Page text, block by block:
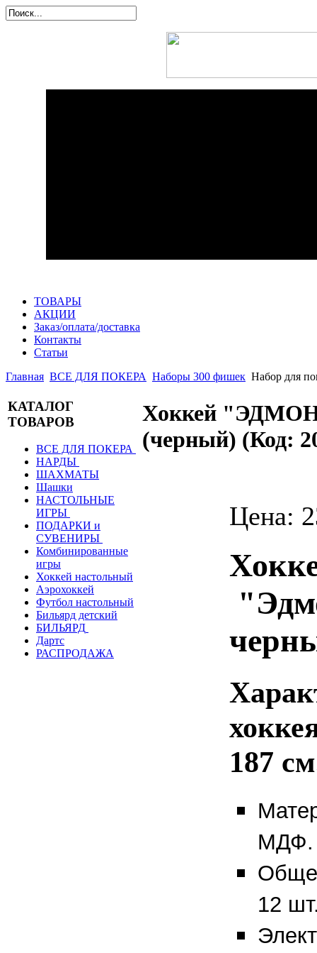
ТОВАРЫ
АКЦИИ
Заказ/оплата/доставка
Контакты
Статьи
Главная ВСЕ ДЛЯ ПОКЕРА Наборы 300 фишек Набор для
КАТАЛОГ
ТОВАРОВ
ВСЕ ДЛЯ ПОКЕРА
НАРДЫ
ШАХМАТЫ
Шашки
НАСТОЛЬНЫЕ
ИГРЫ
ПОДАРКИ и
СУВЕНИРЫ
Комбинированные
игры
Хоккей настольный
Аэрохоккей
Футбол настольный
Бильярд детский
БИЛЬЯРД
Дартс
РАСПРОДАЖА
Хоккей
(черный) (Код:
Цена:
187
МДФ.
12